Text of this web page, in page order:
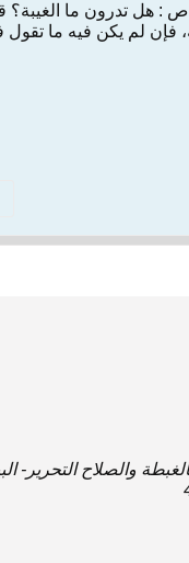
: هل‌ تدرون‌ ‌ما الغيبة؟
‌لم‌ يكن‌ ‌فيه‌ ‌ما تقول‌
والصلاح‌ التحرير‌-‌